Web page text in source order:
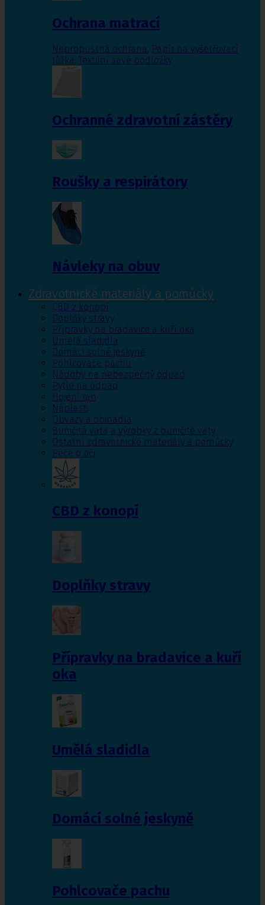
Ochrana matrací
Nepropustná ochrana, Papír na vyšetřovací
lůžka, Textilní savé podložky
Ochranné zdravotní zástěry
Roušky a respirátory
Návleky na obuv
Zdravotnické materiály a pomůcky
CBD z konopí
Doplňky stravy
Přípravky na bradavice a kuří oka
Umělá sladidla
Domácí solné jeskyně
Pohlcovače pachu
Nádoby na nebezpečný odpad
Pytle na odpad
Hojení ran
Náplasti
Obvazy a obinadla
Buničitá vata a výrobky z buničité vaty
Ostatní zdravotnické materiály a pomůcky
Péče o oči
CBD z konopí
Doplňky stravy
Přípravky na bradavice a kuří
oka
Umělá sladidla
Domácí solné jeskyně
Pohlcovače pachu